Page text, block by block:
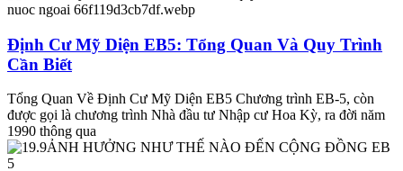
Định Cư Mỹ Diện EB5: Tổng Quan Và Quy Trình
Cần Biết
Tổng Quan Về Định Cư Mỹ Diện EB5 Chương trình EB-5, còn
được gọi là chương trình Nhà đầu tư Nhập cư Hoa Kỳ, ra đời năm
1990 thông qua